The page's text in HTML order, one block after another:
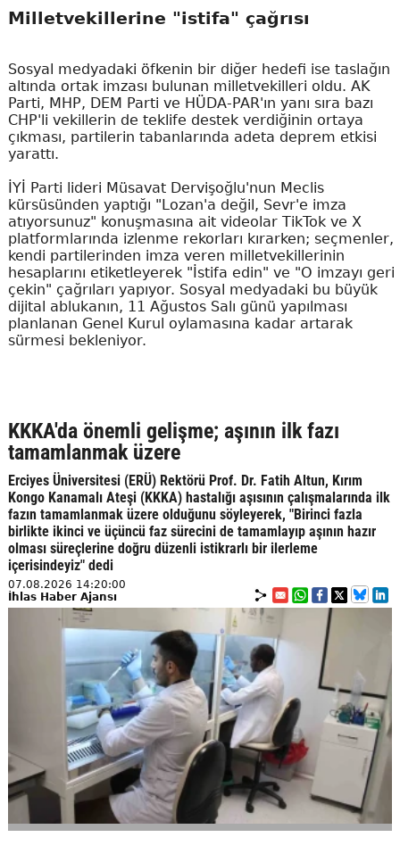
Milletvekillerine "istifa" çağrısı
Sosyal medyadaki öfkenin bir diğer hedefi ise taslağın
altında ortak imzası bulunan milletvekilleri oldu. AK
Parti, MHP, DEM Parti ve HÜDA-PAR'ın yanı sıra bazı
CHP'li vekillerin de teklife destek verdiğinin ortaya
çıkması, partilerin tabanlarında adeta deprem etkisi
yarattı.
İYİ Parti lideri Müsavat Dervişoğlu'nun Meclis
kürsüsünden yaptığı "Lozan'a değil, Sevr'e imza
atıyorsunuz" konuşmasına ait videolar TikTok ve X
platformlarında izlenme rekorları kırarken; seçmenler,
kendi partilerinden imza veren milletvekillerinin
hesaplarını etiketleyerek "İstifa edin" ve "O imzayı geri
çekin" çağrıları yapıyor. Sosyal medyadaki bu büyük
dijital ablukanın, 11 Ağustos Salı günü yapılması
planlanan Genel Kurul oylamasına kadar artarak
sürmesi bekleniyor.
KKKA'da önemli gelişme; aşının ilk fazı
tamamlanmak üzere
Erciyes Üniversitesi (ERÜ) Rektörü Prof. Dr. Fatih Altun, Kırım
Kongo Kanamalı Ateşi (KKKA) hastalığı aşısının çalışmalarında ilk
fazın tamamlanmak üzere olduğunu söyleyerek, "Birinci fazla
birlikte ikinci ve üçüncü faz sürecini de tamamlayıp aşının hazır
olması süreçlerine doğru düzenli istikrarlı bir ilerleme
içerisindeyiz" dedi
07.08.2026 14:20:00
İhlas Haber Ajansı